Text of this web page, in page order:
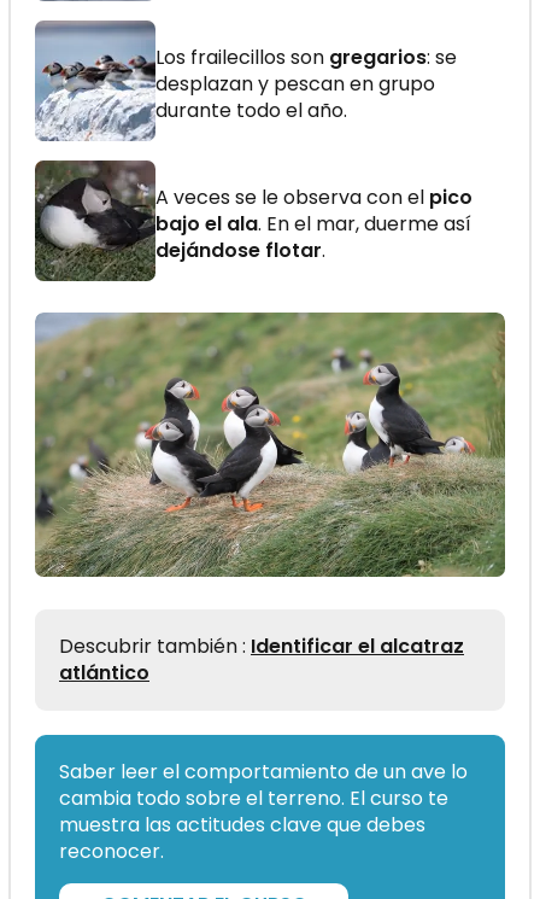
Los frailecillos son gregarios: se
desplazan y pescan en grupo
durante todo el año.
A veces se le observa con el pico
bajo el ala. En el mar, duerme así
dejándose flotar.
Descubrir también : Identificar el alcatraz
atlántico
Saber leer el comportamiento de un ave lo
cambia todo sobre el terreno. El curso te
muestra las actitudes clave que debes
reconocer.